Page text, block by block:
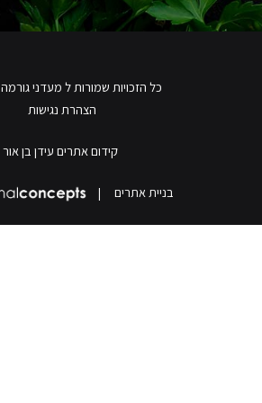
כל הזכויות שמורות ל מעדני גורמה 2026 ©
הצהרת נגישות
קידום אתרים עידן בן אור
בניית אתרים |